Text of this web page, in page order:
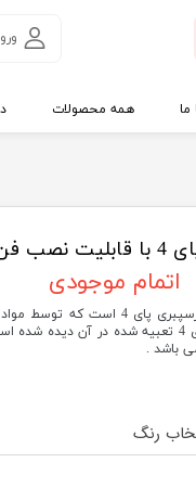
ما همه محصولات
-کد 415
اتمام موجودی
همه پورت های اصلی که در رزبری پای 4 تعبیه
باشد .
رنگ